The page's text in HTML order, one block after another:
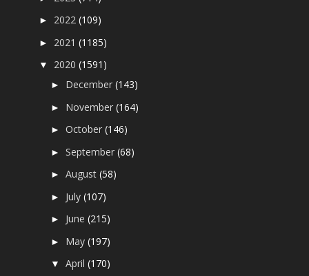
► 2022(109)
► 2021(1185)
▼ 2020(1591)
► December(143)
► November(164)
►October(146)
►September(68)
►August(58)
► July(107)
► June(215)
► May(197)
▼April(170)